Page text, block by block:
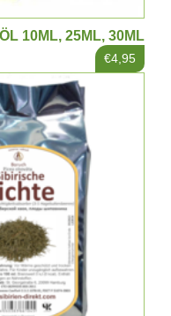
10ML, 25ML, 30ML
€4,95